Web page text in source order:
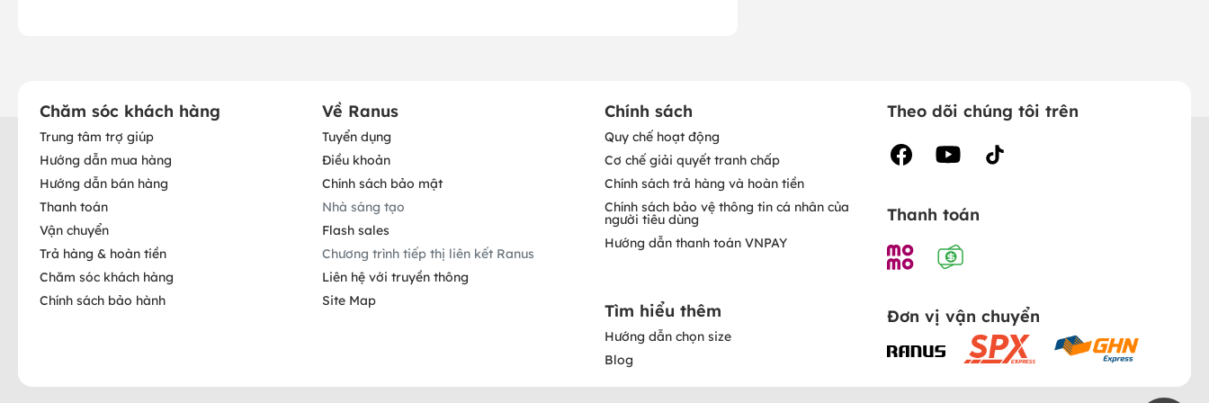
Chăm sóc khách hàng
Trung tâm trợ giúp
Hướng dẫn mua hàng
Hướng dẫn bán hàng
Thanh toán
Vận chuyển
Trả hàng & hoàn tiền
Chăm sóc khách hàng
Chính sách bảo hành
Về Ranus
Tuyển dụng
Điều khoản
Chính sách bảo mật
Nhà sáng tạo
Flash sales
Chương trình tiếp thị liên kết Ranus
Liên hệ với truyền thông
Site Map
Chính sách
Quy chế hoạt động
Cơ chế giải quyết tranh chấp
Chính sách trả hàng và hoàn tiền
Chính sách bảo vệ thông tin cá nhân của
người tiêu dùng
Hướng dẫn thanh toán VNPAY
Tìm hiểu thêm
Hướng dẫn chọn size
Blog
Theo dõi chúng tôi trên
Thanh toán
Đơn vị vận chuyển